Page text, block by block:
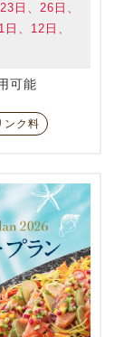
日、26日、
、12日、
可能
ンク料